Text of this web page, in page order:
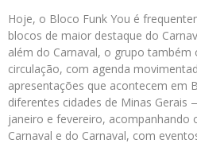
Hoje, o Bloco Funk You é
blocos de maior destaque do
além do Carnaval, o grupo
circulação, com agenda
apresentações que acontecem em
diferentes cidades de Minas
janeiro e fevereiro, acompanhando
Carnaval e do Carnaval, com